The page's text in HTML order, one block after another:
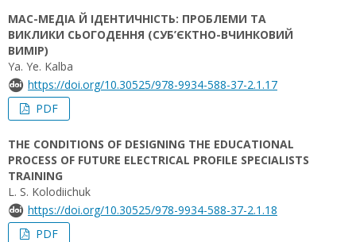
МАС-МЕДІА Й ІДЕНТИЧНІСТЬ: ПРОБЛЕМИ ТА
ВИКЛИКИ СЬОГОДЕННЯ (СУБ’ЄКТНО-ВЧИНКОВИЙ
ВИМІР)
Ya. Ye. Kalba
https://doi.org/10.30525/978-9934-588-37-2.1.17
PDF
THE CONDITIONS OF DESIGNING THE EDUCATIONAL
PROCESS OF FUTURE ELECTRICAL PROFILE SPECIALISTS
TRAINING
L. S. Kolodiichuk
https://doi.org/10.30525/978-9934-588-37-2.1.18
PDF